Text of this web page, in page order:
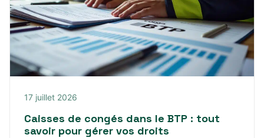
17 juillet 2026
Caisses de congés dans le BTP : tout
savoir pour gérer vos droits